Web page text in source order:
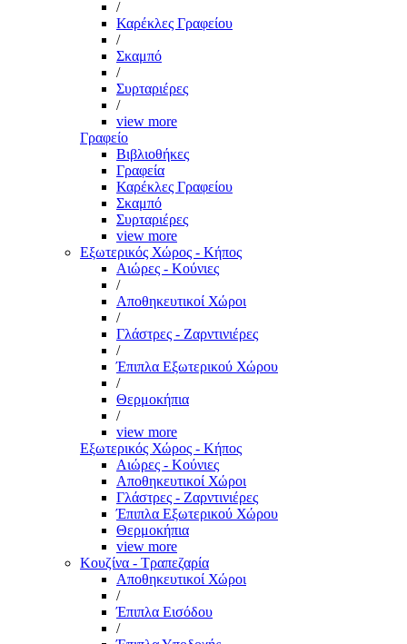
/
Καρέκλες Γραφείου
/
Σκαμπό
/
Συρταριέρες
/
view more
Γραφείο
Βιβλιοθήκες
Γραφεία
Καρέκλες Γραφείου
Σκαμπό
Συρταριέρες
view more
Εξωτερικός Χώρος - Κήπος
Αιώρες - Κούνιες
/
Αποθηκευτικοί Χώροι
/
Γλάστρες - Ζαρντινιέρες
/
Έπιπλα Εξωτερικού Χώρου
/
Θερμοκήπια
/
view more
Εξωτερικός Χώρος - Κήπος
Αιώρες - Κούνιες
Αποθηκευτικοί Χώροι
Γλάστρες - Ζαρντινιέρες
Έπιπλα Εξωτερικού Χώρου
Θερμοκήπια
view more
Κουζίνα - Τραπεζαρία
Αποθηκευτικοί Χώροι
/
Έπιπλα Εισόδου
/